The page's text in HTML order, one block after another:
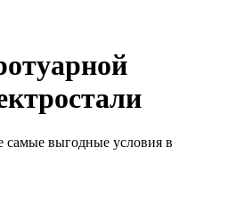
самые выгодные условия в